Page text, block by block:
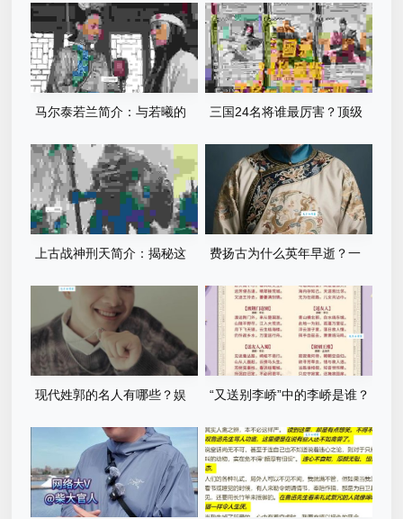
马尔泰若兰简介：与若曦的
三国24名将谁最厉害？顶级
上古战神刑天简介：揭秘这
费扬古为什么英年早逝？一
么？
现代姓郭的名人有哪些？娱
“又送别李峤”中的李峤是谁？